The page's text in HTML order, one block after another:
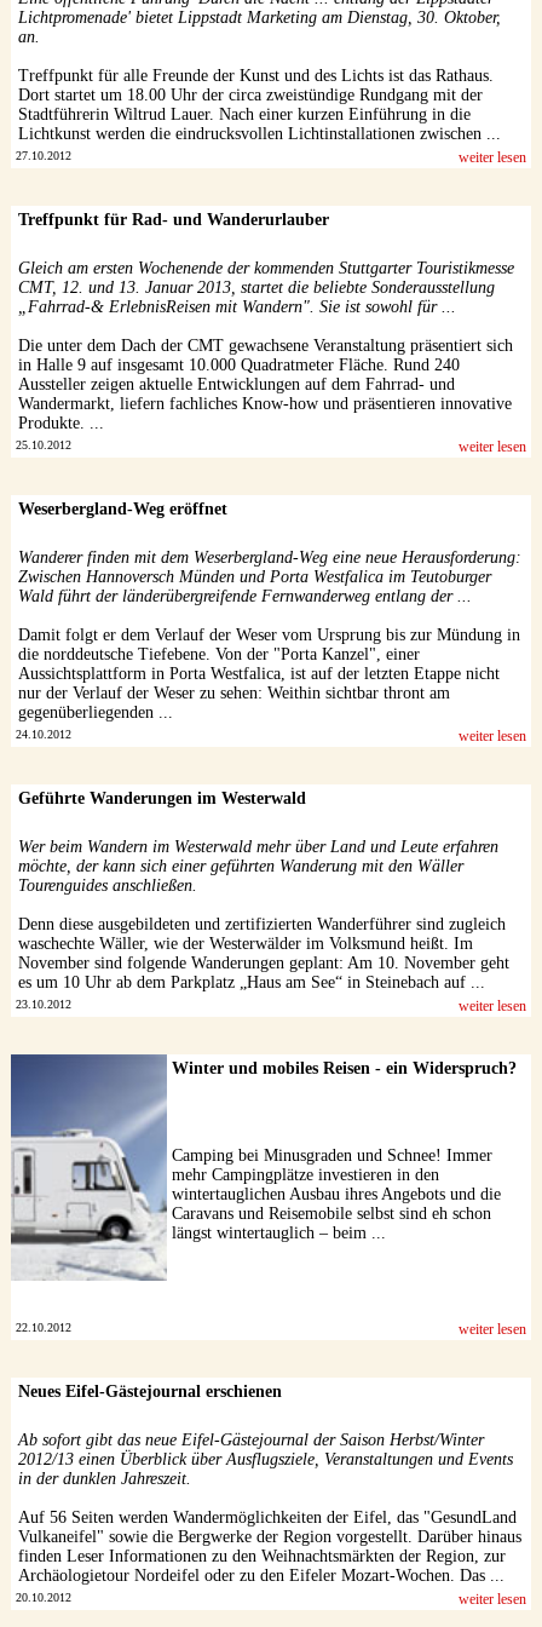
Lichtpromenade' bietet Lippstadt Marketing am Dienstag, 30. Oktober,
an.
Treffpunkt für alle Freunde der Kunst und des Lichts ist das Rathaus.
Dort startet um 18.00 Uhr der circa zweistündige Rundgang mit der
Stadtführerin Wiltrud Lauer. Nach einer kurzen Einführung in die
Lichtkunst werden die eindrucksvollen Lichtinstallationen zwischen ...
27.10.2012 weiter lesen
Treffpunkt für Rad- und Wanderurlauber
Gleich am ersten Wochenende der kommenden Stuttgarter Touristikmesse
CMT, 12. und 13. Januar 2013, startet die beliebte Sonderausstellung
„Fahrrad-& ErlebnisReisen mit Wandern". Sie ist sowohl für ...
Die unter dem Dach der CMT gewachsene Veranstaltung präsentiert sich
in Halle 9 auf insgesamt 10.000 Quadratmeter Fläche. Rund 240
Aussteller zeigen aktuelle Entwicklungen auf dem Fahrrad- und
Wandermarkt, liefern fachliches Know-how und präsentieren innovative
Produkte. ...
25.10.2012 weiter lesen
Weserbergland-Weg eröffnet
Wanderer finden mit dem Weserbergland-Weg eine neue Herausforderung:
Zwischen Hannoversch Münden und Porta Westfalica im Teutoburger
Wald führt der länderübergreifende Fernwanderweg entlang der ...
Damit folgt er dem Verlauf der Weser vom Ursprung bis zur Mündung in
die norddeutsche Tiefebene. Von der "Porta Kanzel", einer
Aussichtsplattform in Porta Westfalica, ist auf der letzten Etappe nicht
nur der Verlauf der Weser zu sehen: Weithin sichtbar thront am
gegenüberliegenden ...
24.10.2012 weiter lesen
Geführte Wanderungen im Westerwald
Wer beim Wandern im Westerwald mehr über Land und Leute erfahren
möchte, der kann sich einer geführten Wanderung mit den Wäller
Tourenguides anschließen.
Denn diese ausgebildeten und zertifizierten Wanderführer sind zugleich
waschechte Wäller, wie der Westerwälder im Volksmund heißt. Im
November sind folgende Wanderungen geplant: Am 10. November geht
es um 10 Uhr ab dem Parkplatz „Haus am See“ in Steinebach auf ...
23.10.2012 weiter lesen
Winter und mobiles Reisen - ein Widerspruch?
Camping bei Minusgraden und Schnee! Immer
mehr Campingplätze investieren in den
wintertauglichen Ausbau ihres Angebots und die
Caravans und Reisemobile selbst sind eh schon
längst wintertauglich – beim ...
22.10.2012 weiter lesen
Neues Eifel-Gästejournal erschienen
Ab sofort gibt das neue Eifel-Gästejournal der Saison Herbst/Winter
2012/13 einen Überblick über Ausflugsziele, Veranstaltungen und Events
in der dunklen Jahreszeit.
Auf 56 Seiten werden Wandermöglichkeiten der Eifel, das "GesundLand
Vulkaneifel" sowie die Bergwerke der Region vorgestellt. Darüber hinaus
finden Leser Informationen zu den Weihnachtsmärkten der Region, zur
Archäologietour Nordeifel oder zu den Eifeler Mozart-Wochen. Das ...
20.10.2012 weiter lesen